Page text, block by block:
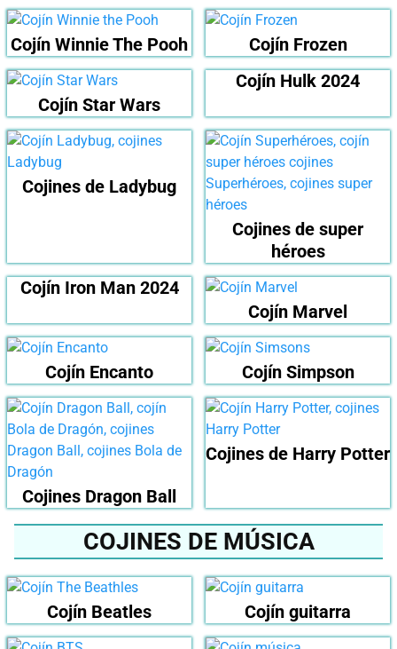
Cojín Winnie The Pooh Cojín Frozen
Cojín Star Wars
Cojín Hulk 2024
Cojines de Ladybug
Cojines de super
héroes
Cojín Iron Man 2024
Cojín Marvel
Cojín Encanto Cojín Simpson
Cojines Dragon Ball
Cojines de Harry Potter
COJINES DE MÚSICA
Cojín Beatles Cojín guitarra